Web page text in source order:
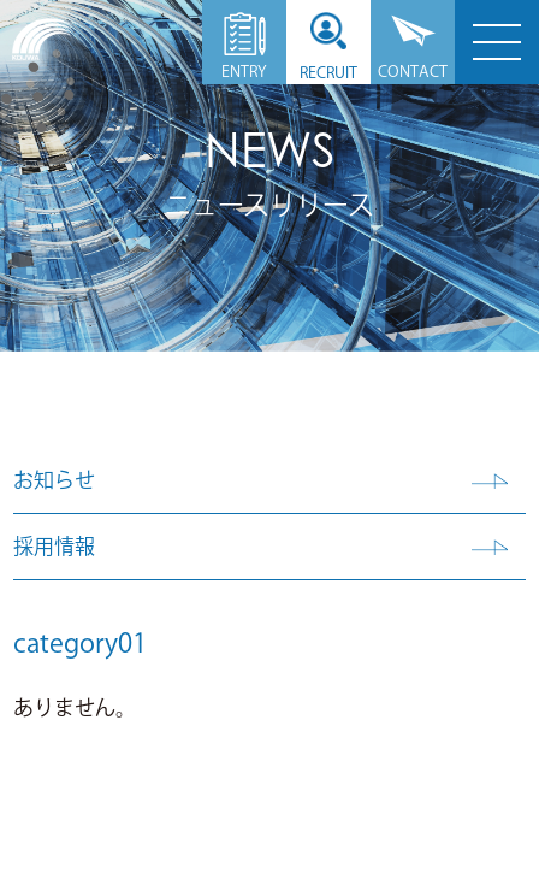
CONTACT
RECRUIT
ENTRY
NEWS
ニュースリリース
お知らせ
採用情報
category01
ありません。